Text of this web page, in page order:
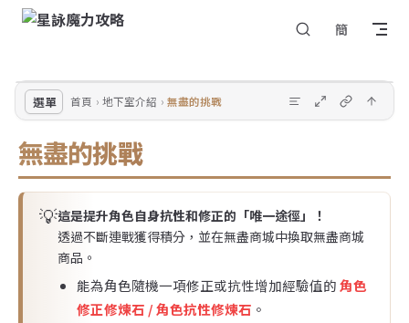
Skip to content 簡
回
選單 首頁 地下室介紹 無盡的挑戰
無盡的挑戰
💡這是提升角色自身抗性和修正的「唯一途徑」！
透過不斷連戰獲得積分，並在無盡商城中換取無盡商城
商品。
能為角色隨機一項修正或抗性增加經驗值的角色
修正修煉石 / 角色抗性修煉石 。